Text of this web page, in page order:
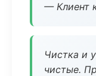
— Клиент
Чистка и
чистые.